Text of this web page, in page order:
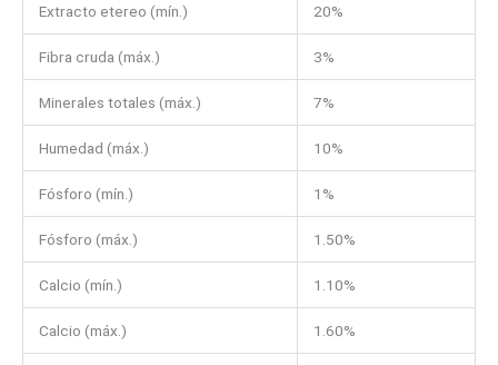
Extracto etereo (mín.) 20%
Fibra cruda (máx.) 3%
Minerales totales (máx.) 7%
Humedad (máx.) 10%
Fósforo (mín.) 1%
Fósforo (máx.) 1.50%
Calcio (mín.) 1.10%
Calcio (máx.) 1.60%